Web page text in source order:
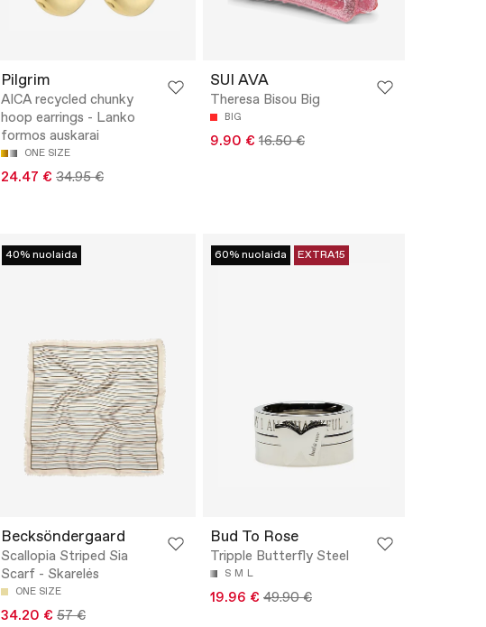
Pilgrim
AICA recycled chunky
hoop earrings - Lanko
formos auskarai
ONE SIZE
24.47 € 34.95 €
SUI AVA
Theresa Bisou Big
BIG
9.90 € 16.50 €
40% nuolaida
Becksöndergaard
Scallopia Striped Sia
Scarf - Skarelės
ONE SIZE
34.20 € 57 €
60% nuolaida EXTRA15
Bud To Rose
Tripple Butterfly Steel
S M L
19.96 € 49.90 €